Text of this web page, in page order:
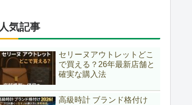
人気記事
セリーヌアウトレットどこ
で買える？26年最新店舗と
確実な購入法
高級時計 ブランド格付け